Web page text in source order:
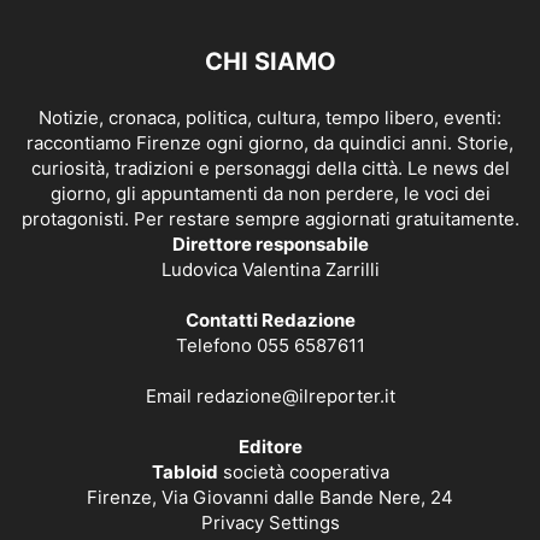
CHI SIAMO
Notizie, cronaca, politica, cultura, tempo libero, eventi:
raccontiamo Firenze ogni giorno, da quindici anni. Storie,
curiosità, tradizioni e personaggi della città. Le news del
giorno, gli appuntamenti da non perdere, le voci dei
protagonisti. Per restare sempre aggiornati gratuitamente.
Direttore responsabile
Ludovica Valentina Zarrilli
Contatti Redazione
Telefono 055 6587611
Email redazione@ilreporter.it
Editore
Tabloid società cooperativa
Firenze, Via Giovanni dalle Bande Nere, 24
Privacy Settings